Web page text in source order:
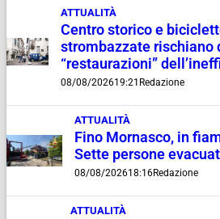
ATTUALITÀ
Centro storico e
strombazzate rischiano
“restaurazioni”
08/08/202619:21 Redazione
ATTUALITÀ
Fino Mornasco, in
Sette persone
08/08/202618:16Redazione
ATTUALITÀ